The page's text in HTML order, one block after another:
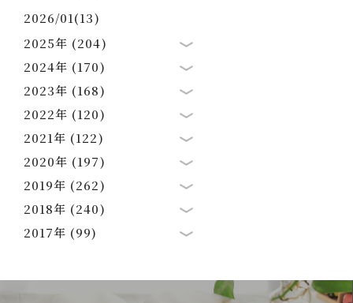
2026/01(13)
2025年 (204)
2024年 (170)
2023年 (168)
2022年 (120)
2021年 (122)
2020年 (197)
2019年 (262)
2018年 (240)
2017年 (99)